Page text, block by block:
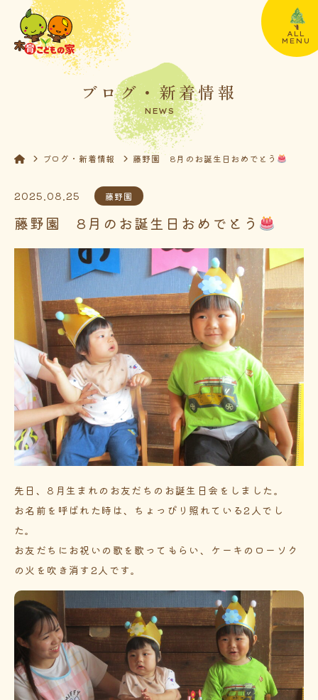
ALL
MENU
ブログ・新着情報
NEWS
ブログ・新着情報 藤野園 8月のお誕生日おめでとう
2025.08.25 藤野園
藤野園 8月のお誕生日おめでとう
先日、8月生まれのお友だちのお誕生日会をしました。
お名前を呼ばれた時は、ちょっぴり照れている2人でし
た。
お友だちにお祝いの歌を歌ってもらい、ケーキのローソク
の火を吹き消す2人です。